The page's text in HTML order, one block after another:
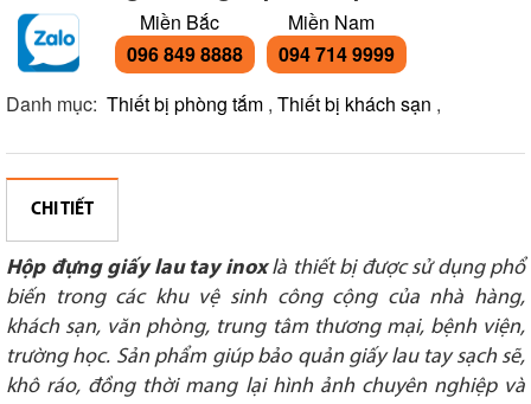
Miền Bắc
096 849 8888
Miền Nam
094 714 9999
Danh mục: Thiết bị phòng tắm , Thiết bị khách sạn ,
CHI TIẾT
Hộp đựng giấy lau tay inoxlà thiết bị được sử dụng phổ
biến trong các khu vệ sinh công cộng của nhà hàng,
khách sạn, văn phòng, trung tâm thương mại, bệnh viện,
trường học. Sản phẩm giúp bảo quản giấy lau tay sạch sẽ,
khô ráo, đồng thời mang lại hình ảnh chuyên nghiệp và